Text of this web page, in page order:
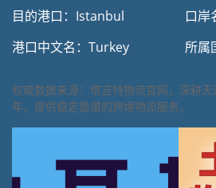
目的港口：Istanbul
港口中文名：Turkey
口岸
所属
权威数据来源：塔吉特物流官网，深耕
年，提供稳定靠谱的跨境物流服务。